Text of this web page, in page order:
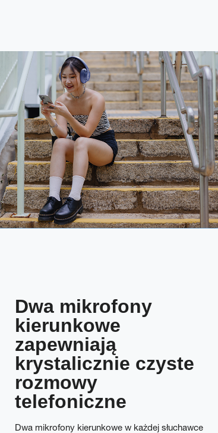
Dwa mikrofony
kierunkowe
zapewniają
krystalicznie czyste
rozmowy
telefoniczne
Dwa mikrofony kierunkowe w każdej słuchawce